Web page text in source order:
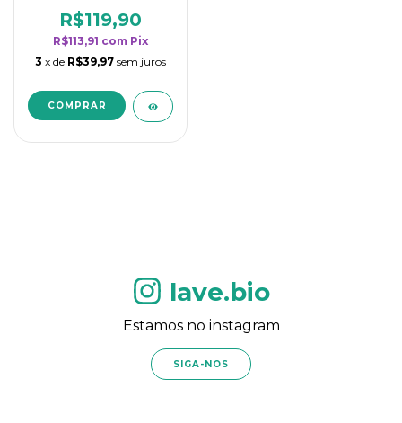
rendimento da
categoria - Flor de
Laranjeira
R$119,90
R$113,91 com Pix
3 x de R$39,97 sem juros
lave.bio
Estamos no instagram
SIGA-NOS